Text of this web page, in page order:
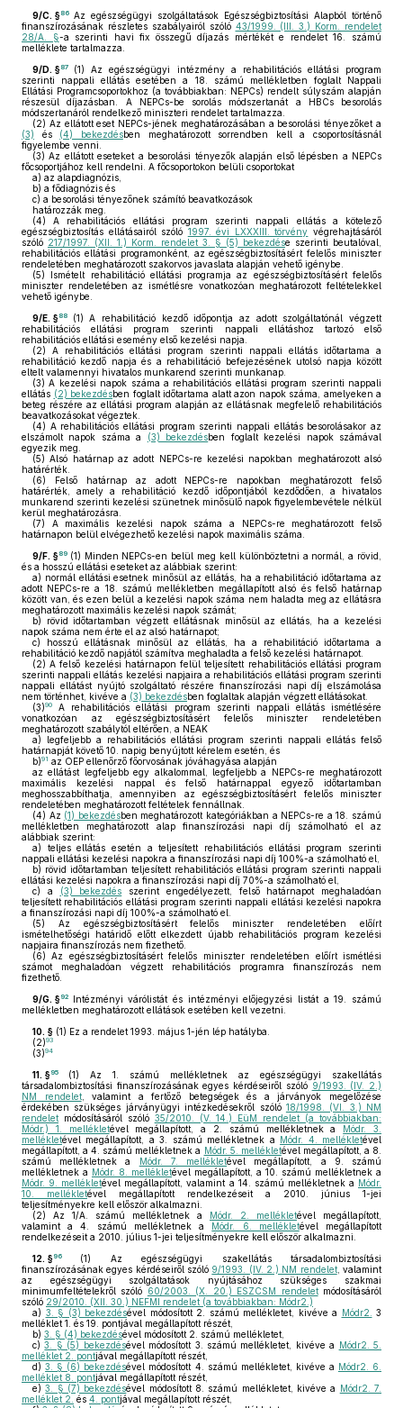
9/C. §86 Az egészségügyi szolgáltatások Egészségbiztosítási Alapból történő
finanszírozásának részletes szabályairól szóló 43/1999. (III. 3.) Korm. rendelet
28/A. §-a szerinti havi fix összegű díjazás mértékét e rendelet 16. számú
melléklete tartalmazza.
9/D. §87 (1) Az egészségügyi intézmény a rehabilitációs ellátási program
szerinti nappali ellátás esetében a 18. számú mellékletben foglalt Nappali
Ellátási Programcsoportokhoz (a továbbiakban: NEPCs) rendelt súlyszám alapján
részesül díjazásban. A NEPCs-be sorolás módszertanát a HBCs besorolás
módszertanáról rendelkező miniszteri rendelet tartalmazza.
(2) Az ellátott eset NEPCs-jének meghatározásában a besorolási tényezőket a
(3) és (4) bekezdésben meghatározott sorrendben kell a csoportosításnál
figyelembe venni.
(3) Az ellátott eseteket a besorolási tényezők alapján első lépésben a NEPCs
főcsoportjához kell rendelni. A főcsoportokon belüli csoportokat
a) az alapdiagnózis,
b) a fődiagnózis és
c) a besorolási tényezőnek számító beavatkozások
határozzák meg.
(4) A rehabilitációs ellátási program szerinti nappali ellátás a kötelező
egészségbiztosítás ellátásairól szóló 1997. évi LXXXIII. törvény végrehajtásáról
szóló 217/1997. (XII. 1.) Korm. rendelet 3. § (5) bekezdése szerinti beutalóval,
rehabilitációs ellátási programonként, az egészségbiztosításért felelős miniszter
rendeletében meghatározott szakorvos javaslata alapján vehető igénybe.
(5) Ismételt rehabilitáció ellátási programja az egészségbiztosításért felelős
miniszter rendeletében az ismétlésre vonatkozóan meghatározott feltételekkel
vehető igénybe.
9/E. §88 (1) A rehabilitáció kezdő időpontja az adott szolgáltatónál végzett
rehabilitációs ellátási program szerinti nappali ellátáshoz tartozó első
rehabilitációs ellátási esemény első kezelési napja.
(2) A rehabilitációs ellátási program szerinti nappali ellátás időtartama a
rehabilitáció kezdő napja és a rehabilitáció befejezésének utolsó napja között
eltelt valamennyi hivatalos munkarend szerinti munkanap.
(3) A kezelési napok száma a rehabilitációs ellátási program szerinti nappali
ellátás (2) bekezdésben foglalt időtartama alatt azon napok száma, amelyeken a
beteg részére az ellátási program alapján az ellátásnak megfelelő rehabilitációs
beavatkozásokat végeztek.
(4) A rehabilitációs ellátási program szerinti nappali ellátás besorolásakor az
elszámolt napok száma a
(3) bekezdésben foglalt kezelési napok számával
egyezik meg.
(5) Alsó határnap az adott NEPCs-re kezelési napokban meghatározott alsó
határérték.
(6) Felső határnap az adott NEPCs-re napokban meghatározott felső
határérték, amely a rehabilitáció kezdő időpontjából kezdődően, a hivatalos
munkarend szerinti kezelési szünetnek minősülő napok figyelembevétele nélkül
kerül meghatározásra.
(7) A maximális kezelési napok száma a NEPCs-re meghatározott felső
határnapon belül elvégezhető kezelési napok maximális száma.
9/F. §89 (1) Minden NEPCs-en belül meg kell különböztetni a normál, a rövid,
és a hosszú ellátási eseteket az alábbiak szerint:
a) normál ellátási esetnek minősül az ellátás, ha a rehabilitáció időtartama az
adott NEPCs-re a 18. számú mellékletben megállapított alsó és felső határnap
között van, és ezen belül a kezelési napok száma nem haladta meg az ellátásra
meghatározott maximális kezelési napok számát;
b) rövid időtartamban végzett ellátásnak minősül az ellátás, ha a kezelési
napok száma nem érte el az alsó határnapot;
c) hosszú ellátásnak minősül az ellátás, ha a rehabilitáció időtartama a
rehabilitáció kezdő napjától számítva meghaladta a felső kezelési határnapot.
(2) A felső kezelési határnapon felül teljesített rehabilitációs ellátási program
szerinti nappali ellátás kezelési napjaira a rehabilitációs ellátási program szerinti
nappali ellátást nyújtó szolgáltató részére finanszírozási napi díj elszámolása
nem történhet, kivéve a (3) bekezdésben foglaltak alapján végzett ellátásokat.
(3)90
A rehabilitációs ellátási program szerinti nappali ellátás ismétlésére
vonatkozóan az egészségbiztosításért felelős miniszter rendeletében
meghatározott szabálytól eltérően, a NEAK
a) legfeljebb a rehabilitációs ellátási program szerinti nappali ellátás felső
határnapját követő 10. napig benyújtott kérelem esetén, és
b)91 az OEP ellenőrző főorvosának jóváhagyása alapján
az ellátást legfeljebb egy alkalommal, legfeljebb a NEPCs-re meghatározott
maximális kezelési nappal és felső határnappal egyező időtartamban
meghosszabbíthatja, amennyiben az egészségbiztosításért felelős miniszter
rendeletében meghatározott feltételek fennállnak.
(4) Az (1) bekezdésben meghatározott kategóriákban a NEPCs-re a 18. számú
mellékletben meghatározott alap finanszírozási napi díj számolható el az
alábbiak szerint:
a) teljes ellátás esetén a teljesített rehabilitációs ellátási program szerinti
nappali ellátási kezelési napokra a finanszírozási napi díj 100%-a számolható el,
b) rövid időtartamban teljesített rehabilitációs ellátási program szerinti nappali
ellátási kezelési napokra a finanszírozási napi díj 70%-a számolható el,
c) a (3) bekezdés szerint engedélyezett, felső határnapot meghaladóan
teljesített rehabilitációs ellátási program szerinti nappali ellátási kezelési napokra
a finanszírozási napi díj 100%-a számolható el.
(5) Az egészségbiztosításért felelős miniszter rendeletében előírt
ismételhetőségi határidő előtt elkezdett újabb rehabilitációs program kezelési
napjaira finanszírozás nem fizethető.
(6) Az egészségbiztosításért felelős miniszter rendeletében előírt ismétlési
számot meghaladóan végzett rehabilitációs programra finanszírozás nem
fizethető.
9/G. §92
Intézményi várólistát és intézményi előjegyzési listát a 19. számú
mellékletben meghatározott ellátások esetében kell vezetni.
10. § (1) Ez a rendelet 1993. május 1-jén lép hatályba.
(2)93
(3)94
11. §95 (1) Az 1. számú mellékletnek az egészségügyi szakellátás
társadalombiztosítási finanszírozásának egyes kérdéseiről szóló 9/1993. (IV. 2.)
NM rendelet, valamint a fertőző betegségek és a járványok megelőzése
érdekében szükséges járványügyi intézkedésekről szóló 18/1998. (VI. 3.) NM
rendelet módosításáról szóló 35/2010. (V. 14.) EüM rendelet (a továbbiakban:
Módr.) 1. mellékletével megállapított, a 2. számú mellékletnek a Módr. 3.
mellékletével megállapított, a 3. számú mellékletnek a Módr. 4. mellékletével
megállapított, a 4. számú mellékletnek a Módr. 5. mellékletével megállapított, a 8.
számú mellékletnek a
Módr. 7. mellékletével megállapított, a 9. számú
mellékletnek a Módr. 8. mellékletével megállapított, a 10. számú mellékletnek a
Módr. 9. mellékletével megállapított, valamint a 14. számú mellékletnek a Módr.
10. mellékletével megállapított rendelkezéseit a 2010. június 1-jei
teljesítményekre kell először alkalmazni.
(2) Az 1/A. számú mellékletnek a Módr. 2. mellékletével megállapított,
valamint a 4. számú mellékletnek a Módr. 6. mellékletével megállapított
rendelkezéseit a 2010. július 1-jei teljesítményekre kell először alkalmazni.
12. §96 (1)
Az egészségügyi szakellátás társadalombiztosítási
finanszírozásának egyes kérdéseiről szóló 9/1993. (IV. 2.) NM rendelet, valamint
az egészségügyi szolgáltatások nyújtásához szükséges szakmai
minimumfeltételekről szóló 60/2003. (X. 20.) ESZCSM rendeletmódosításáról
szóló 29/2010. (XII. 30.) NEFMI rendelet (a továbbiakban: Módr2.)
a) 3. § (3) bekezdésével módosított 2. számú mellékletet, kivéve a Módr2.
3
melléklet 1. és 19. pontjával megállapított részét,
b) 3. § (4) bekezdésével módosított 2. számú mellékletet,
c) 3. § (5) bekezdésével módosított 3. számú mellékletet, kivéve a Módr2. 5.
melléklet 2. pontjával megállapított részét,
d) 3. § (6) bekezdésével módosított 4. számú mellékletet, kivéve a Módr2. 6.
melléklet 8. pontjával megállapított részét,
e) 3. § (7) bekezdésével módosított 8. számú mellékletet, kivéve a Módr2. 7.
melléklet 2. és 4. pontjával megállapított részét,